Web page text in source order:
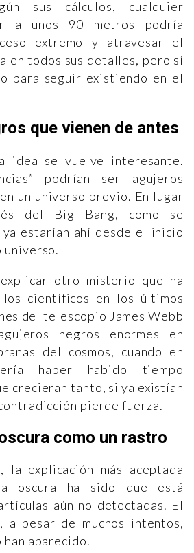
sus cálculos, cualquier
a unos 90 metros podría
extremo y atravesar el
en todos sus detalles, pero sí
para seguir existiendo en el
que vienen de antes
idea se vuelve interesante.
podrían ser agujeros
un universo previo. En lugar
del Big Bang, como se
ya estarían ahí desde el inicio
universo.
otro misterio que ha
los científicos en los últimos
del telescopio James Webb
negros enormes en
del cosmos, cuando en
haber habido tiempo
crecieran tanto, si ya existían
pierde fuerza.
como un rastro
la explicación más aceptada
oscura ha sido que está
aún no detectadas. El
a pesar de muchos intentos,
han aparecido.